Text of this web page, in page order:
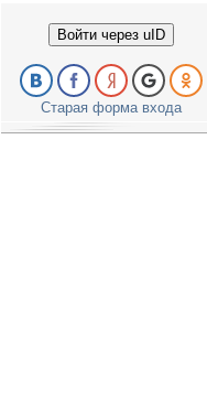
Войти через uID
Старая форма входа